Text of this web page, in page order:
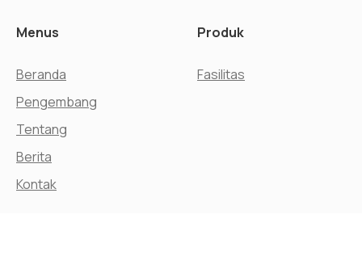
Menus
Beranda
Pengembang
Tentang
Berita
Kontak
Produk
Fasilitas